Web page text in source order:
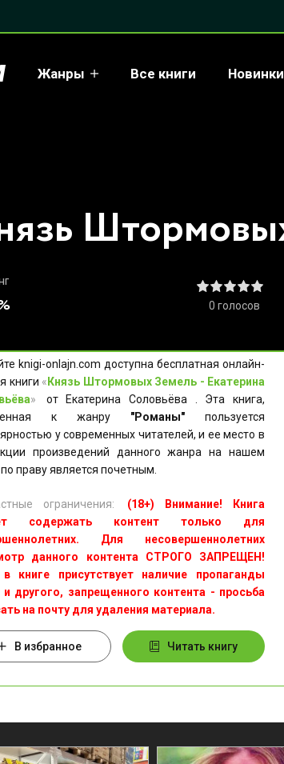
Жанры Все книги Новинки
0 голосов
knigi-onlajn.com доступна бесплатная онлайн-
книги « Князь Штормовых Земель - Екатерина
»
от Екатерина Соловьёва . Эта книга,
к жанру "Романы" пользуется
у современных читателей, и ее место в
произведений данного жанра на нашем
праву является почетным.
ограничения:
(18+) Внимание! Книга
содержать контент только для
Для несовершеннолетних
данного контента СТРОГО ЗАПРЕЩЕН!
в книге присутствует наличие пропаганды
другого, запрещенного контента - просьба
на почту для удаления материала.
В избранное Читать книгу